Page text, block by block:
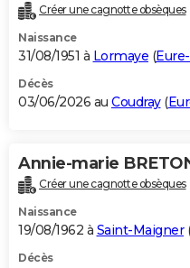
Créer une cagnotte obsèques
Naissance
31/08/1951 à Lormaye (
Décès
03/06/2026 au Coudray(
Annie-marie
Créer une cagnotte obsèques
Naissance
19/08/1962 à Saint-Maigner(
Décès